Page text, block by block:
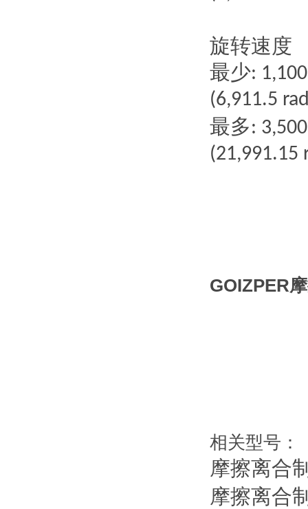
旋转速度
最少:
(6,911.5
最多:
(21,991.15
GOIZPER
相关型号：
摩擦离合
摩擦离合